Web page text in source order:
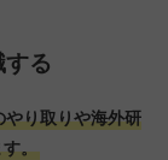
る
り取りや海外研
す。